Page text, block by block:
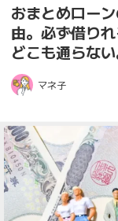
おまとめロー
由。必ず借り
どこも通らない
マネ子